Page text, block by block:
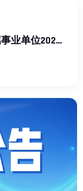
江苏省卫生健康委员会所属事业单位2026年长期公开招聘工作人员公告（二）